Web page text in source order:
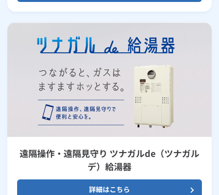
遠隔操作・遠隔見守り ツナガルde（ツナガル
デ）給湯器
詳細はこちら